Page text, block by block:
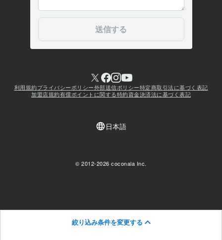
絞り込み条件を変更する